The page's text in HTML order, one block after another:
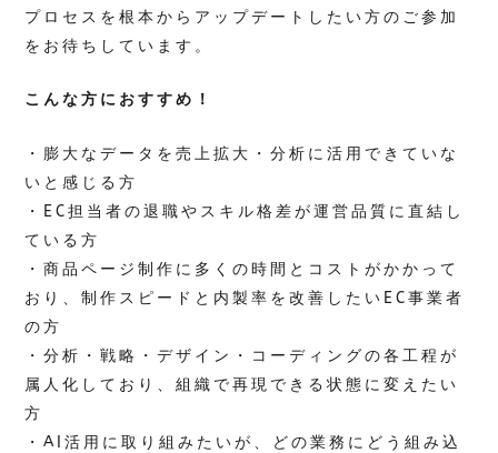
プロセスを根本からアップデートしたい方のご参加
をお待ちしています。
こんな方におすすめ！
・膨大なデータを売上拡大・分析に活用できていな
いと感じる方
・EC担当者の退職やスキル格差が運営品質に直結し
ている方
・商品ページ制作に多くの時間とコストがかかって
おり、制作スピードと内製率を改善したいEC事業者
の方
・分析・戦略・デザイン・コーディングの各工程が
属人化しており、組織で再現できる状態に変えたい
方
・AI活用に取り組みたいが、どの業務にどう組み込